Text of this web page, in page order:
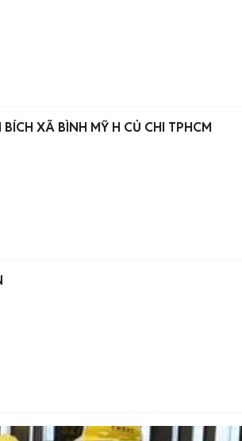
XÃ BÌNH MỸ H CỦ CHI TPHCM